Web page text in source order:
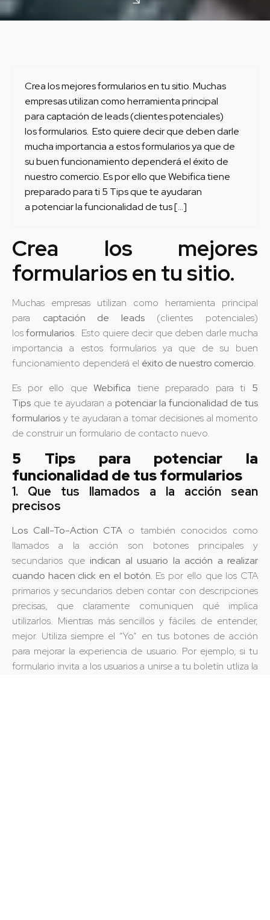
Crea los mejores formularios en tu sitio. Muchas
empresas utilizan como herramienta principal
para captación de leads (clientes potenciales)
los formularios. Esto quiere decir que deben darle
mucha importancia a estos formularios ya que de
su buen funcionamiento dependerá el éxito de
nuestro comercio. Es por ello que Webifica tiene
preparado para ti 5 Tips que te ayudaran
a potenciar la funcionalidad de tus […]
Crea los mejores
formularios en tu sitio.
Muchas empresas utilizan como herramienta principal
para captación de leads(clientes potenciales)
losformularios. Esto quiere decir que deben darle mucha
importancia a estos formularios ya que de su buen
funcionamiento dependerá el éxito de nuestro comercio.
Es por ello queWebifica tiene preparado para ti 5
Tips que te ayudaran a potenciar la funcionalidad de tus
formularios y te ayudaran a tomar decisiones al momento
de construir un formulario de contacto nuevo.
5 Tips para potenciar la
funcionalidad de tus formularios
1. Que tus llamados a la acción sean
precisos
Los Call-To-Action CTA o también conocidos como
llamados a la acción son botones principales y
secundarios que indican al usuario la acción a realizar
cuando hacen click en el botón. Es por ello que los CTA
primarios y secundarios deben contar con descripciones
precisas, que claramente comuniquen qué implica
utilizarlos. Mientras más sencillos y fáciles de entender,
mejor. Utiliza siempre el “Yo” en tus botones de acción
para mejorar la experiencia de usuario. Por ejemplo, si tu
formulario invita a los usuarios a unirse a tu boletín utliza la